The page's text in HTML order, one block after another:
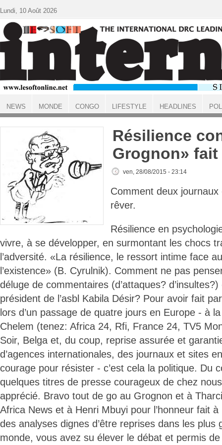
ACCUEIL
Résilience
Grognon»
ven, 28/08/2015 - 23:14
Comment deux
rêver.
Résilience en
vivre, à se développer, en surmontant les chocs
l’adversité. «La résilience, le ressort intime face
l’existence» (B. Cyrulnik). Comment ne pas
déluge de commentaires (d’attaques?
président de l’asbl Kabila Désir? Pour avoir fait
lors d’un passage de quatre jours en Europe - à
Chelem (tenez: Africa 24, Rfi, France 24, TV5
Soir, Belga et, du coup, reprise assurée et
d’agences internationales, des journaux et sites
courage pour résister - c’est cela la politique. Du
quelques titres de presse courageux de chez
apprécié. Bravo tout de go au Grognon et à
Africa News et à Henri Mbuyi pour l’honneur fait
des analyses dignes d’être reprises dans les plus
monde, vous avez su élever le débat et permis
Lundi, 10 Août 2026
NEWS MONDE CONGO LIFESTYLE HEADLINES